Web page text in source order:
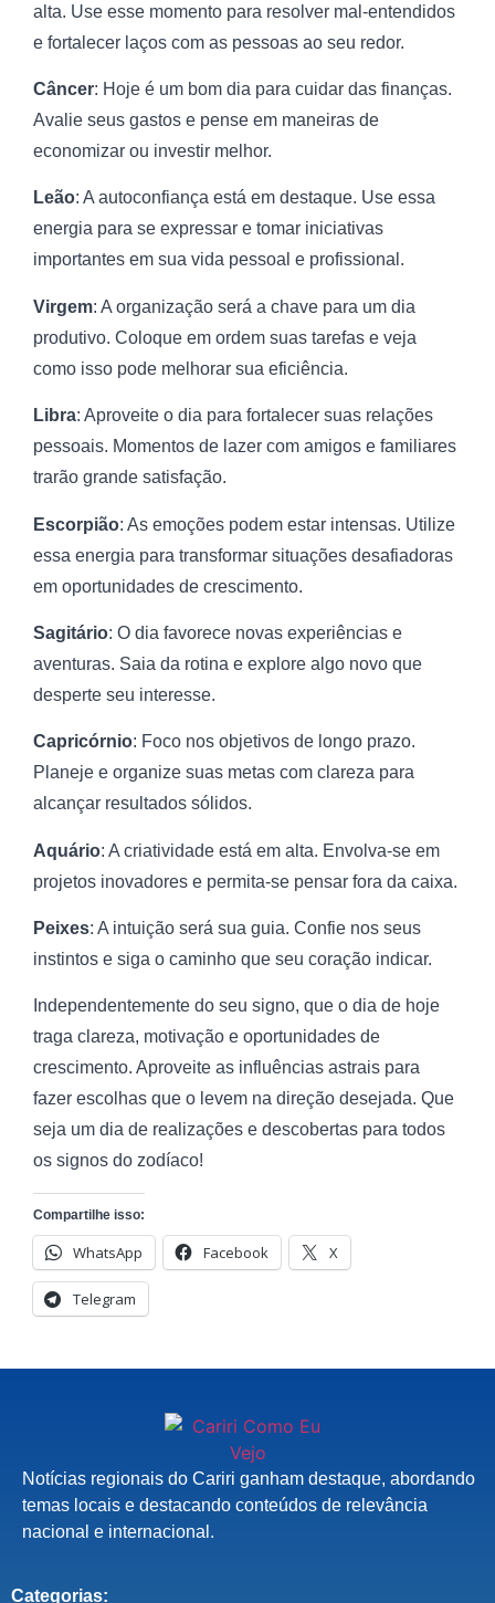
alta. Use esse momento para resolver mal-entendidos
e fortalecer laços com as pessoas ao seu redor.
Câncer: Hoje é um bom dia para cuidar das finanças.
Avalie seus gastos e pense em maneiras de
economizar ou investir melhor.
Leão: A autoconfiança está em destaque. Use essa
energia para se expressar e tomar iniciativas
importantes em sua vida pessoal e profissional.
Virgem: A organização será a chave para um dia
produtivo. Coloque em ordem suas tarefas e veja
como isso pode melhorar sua eficiência.
Libra: Aproveite o dia para fortalecer suas relações
pessoais. Momentos de lazer com amigos e familiares
trarão grande satisfação.
Escorpião: As emoções podem estar intensas. Utilize
essa energia para transformar situações desafiadoras
em oportunidades de crescimento.
Sagitário: O dia favorece novas experiências e
aventuras. Saia da rotina e explore algo novo que
desperte seu interesse.
Capricórnio: Foco nos objetivos de longo prazo.
Planeje e organize suas metas com clareza para
alcançar resultados sólidos.
Aquário: A criatividade está em alta. Envolva-se em
projetos inovadores e permita-se pensar fora da caixa.
Peixes: A intuição será sua guia. Confie nos seus
instintos e siga o caminho que seu coração indicar.
Independentemente do seu signo, que o dia de hoje
traga clareza, motivação e oportunidades de
crescimento. Aproveite as influências astrais para
fazer escolhas que o levem na direção desejada. Que
seja um dia de realizações e descobertas para todos
os signos do zodíaco!
Compartilhe isso:
WhatsApp Facebook X
Telegram
Notícias regionais do Cariri ganham destaque, abordando
temas locais e destacando conteúdos de relevância
nacional e internacional.
Categorias: